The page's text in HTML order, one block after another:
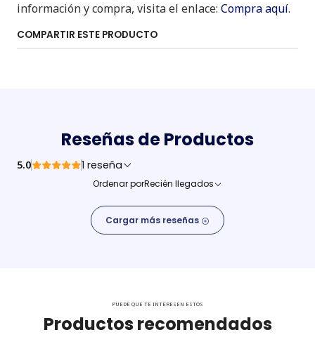
información y compra, visita el enlace: Compra aquí.
COMPARTIR ESTE PRODUCTO
Reseñas de Productos
5.0 1 reseña
Ordenar porRecién llegados
Cargar más reseñas
PUEDE QUE TE INTERESEN ESTOS
Productos recomendados